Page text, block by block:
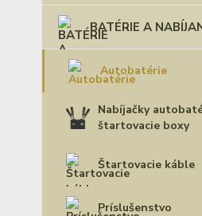
BATÉRIE A
Autobatérie
Nabíjačky
štartovacie boxy
Štartovacie káble
Príslušenstvo